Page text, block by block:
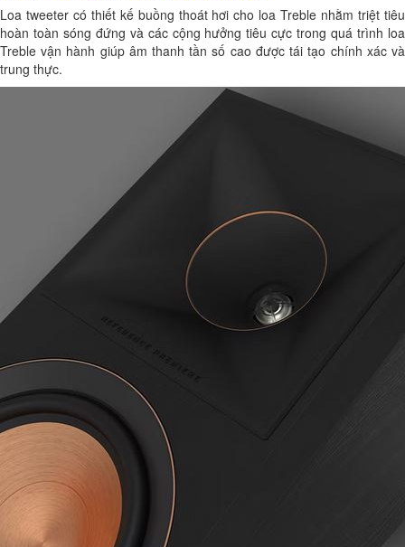
Loa tweeter có thiết kế buồng thoát hơi cho loa Treble nhằm triệt tiêu
hoàn toàn sóng đứng và các cộng hưởng tiêu cực trong quá trình loa
Treble vận hành giúp âm thanh tần số cao được tái tạo chính xác và
trung thực.